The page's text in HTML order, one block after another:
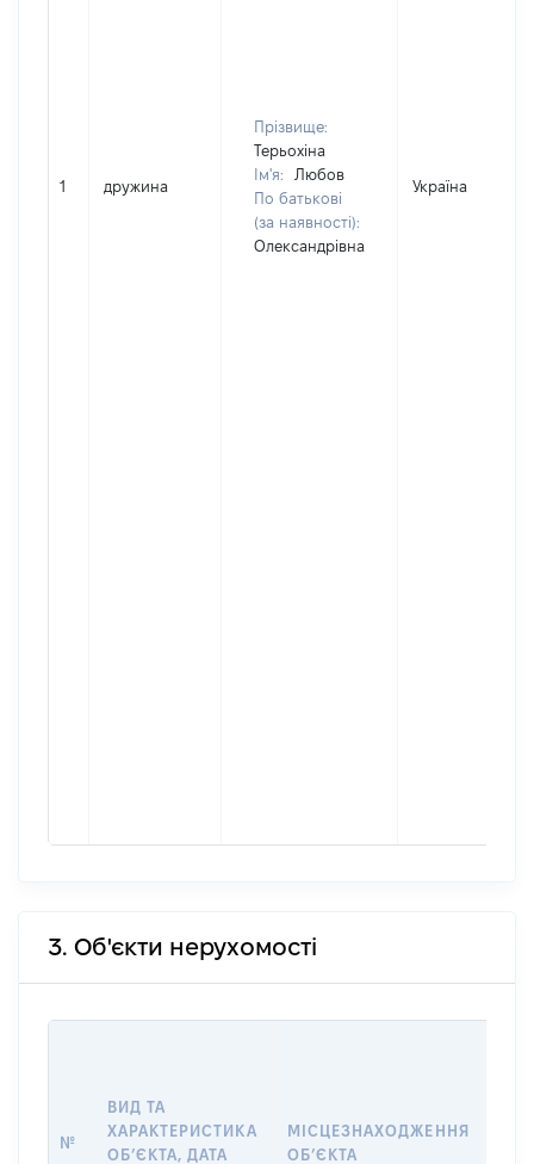
1 дружина
Прізвище:
Терьохіна
Ім'я:
Любов
По батькові
(за наявності):
Олександрівна
Україна
3. Об'єкти нерухомості
№
ВИД ТА
ХАРАКТЕРИСТИКА
ОБʼЄКТА, ДАТА
МІСЦЕЗНАХОДЖЕННЯ
ОБʼЄКТА